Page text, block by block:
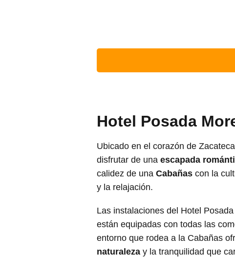
Hotel Posada
Ubicado en el corazón de
disfrutar de una escapada
calidez de una Cabañas con la
y la relajación.
Las instalaciones del Hotel
están equipadas con todas las
entorno que rodea a la Cabañas
naturaleza y la tranquilidad que